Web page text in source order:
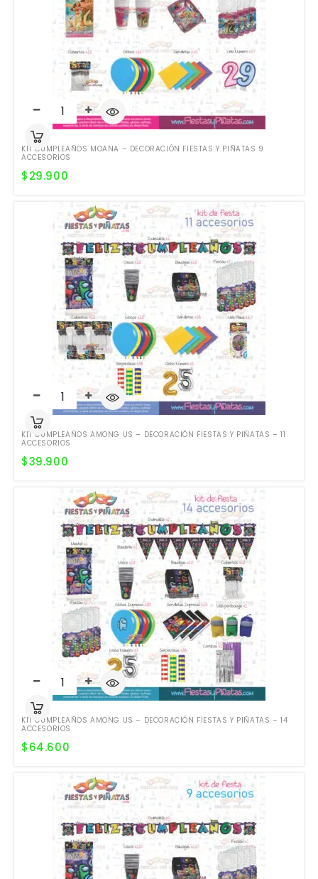
KIT CUMPLEAÑOS MOANA – DECORACIÓN FIESTAS Y PIÑATAS 9
ACCESORIOS
$29.900
KIT CUMPLEAÑOS AMONG US – DECORACIÓN FIESTAS Y PIÑATAS – 11
ACCESORIOS
$39.900
KIT CUMPLEAÑOS AMONG US – DECORACIÓN FIESTAS Y PIÑATAS – 14
ACCESORIOS
$64.600